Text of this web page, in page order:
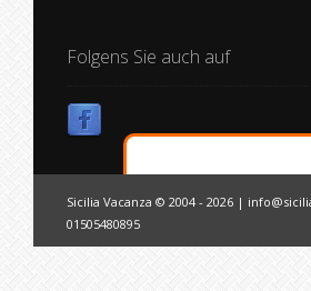
Folgens Sie auch auf
Sicilia Vacanza © 2004 - 2026 |
01505480895